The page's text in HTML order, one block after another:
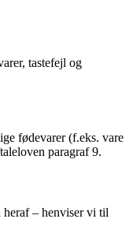
tastefejl og
fødevarer (f.eks. vare
paragraf 9.
– henviser vi til